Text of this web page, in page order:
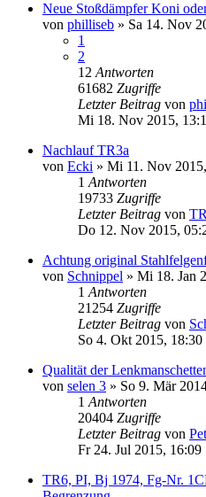
Neue Stoßdämpfer Koni
von philliseb » Sa 14. Nov
1
2
12 Antworten
61682 Zugriffe
Letzter Beitrag von
Mi 18. Nov 2015,
Nachlauf TR3a
von Ecki » Mi 11. Nov
1 Antworten
19733 Zugriffe
Letzter Beitrag von
Do 12. Nov 2015,
Achtung original
von Schnippel » Mi 18. Jan
1 Antworten
21254 Zugriffe
Letzter Beitrag von
So 4. Okt 2015, 18:30
Qualität der
von selen 3 » So 9. Mär
1 Antworten
20404 Zugriffe
Letzter Beitrag von
Fr 24. Jul 2015, 16:09
TR6, PI, Bj 1974, Fg-Nr.